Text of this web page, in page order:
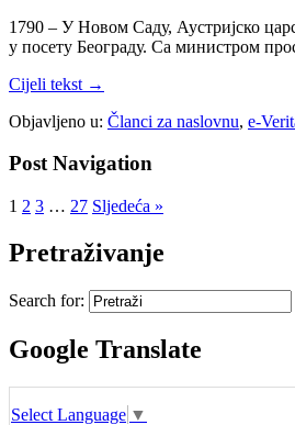
1790 – У Новом Саду, Аустријско
у посету Београду. Са министром
Cijeli tekst →
Objavljeno u: Članci za naslovnu, e-
Post Navigation
1 2 3 … 27 Sljedeća »
Pretraživanje
Search for:
Google Translate
Select Language ▼